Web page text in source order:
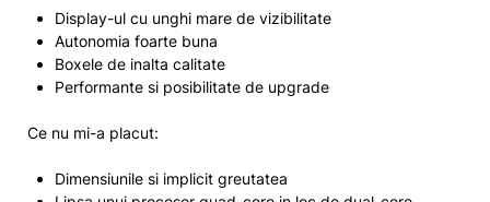
Display-ul cu unghi mare de vizibilitate
Autonomia foarte buna
Boxele de inalta calitate
Performante si posibilitate de upgrade
Ce nu mi-a placut:
Dimensiunile si implicit greutatea